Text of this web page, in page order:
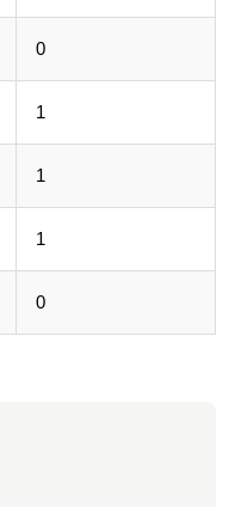
0
1
1
1
0